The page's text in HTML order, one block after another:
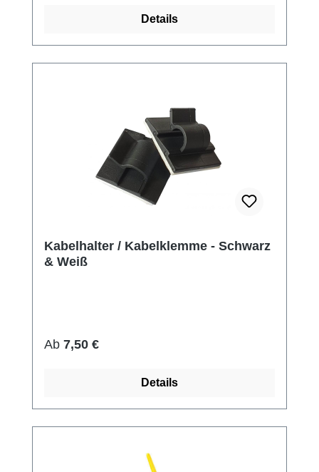
Details
Kabelhalter / Kabelklemme - Schwarz
& Weiß
Regulärer Preis:
Ab 7,50 €
Details